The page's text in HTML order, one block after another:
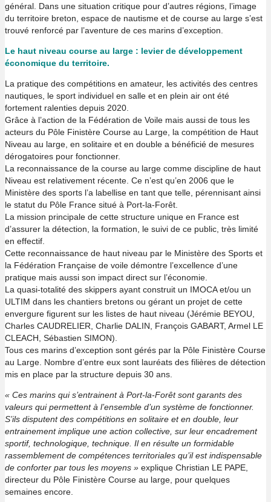
général. Dans une situation critique pour d’autres régions, l’image
du territoire breton, espace de nautisme et de course au large s’est
trouvé renforcé par l’aventure de ces marins d’exception.
Le haut niveau course au large : levier de développement
économique du territoire.
La pratique des compétitions en amateur, les activités des centres
nautiques, le sport individuel en salle et en plein air ont été
fortement ralenties depuis 2020.
Grâce à l’action de la Fédération de Voile mais aussi de tous les
acteurs du Pôle Finistère Course au Large, la compétition de Haut
Niveau au large, en solitaire et en double a bénéficié de mesures
dérogatoires pour fonctionner.
La reconnaissance de la course au large comme discipline de haut
Niveau est relativement récente. Ce n’est qu’en 2006 que le
Ministère des sports l’a labellise en tant que telle, pérennisant ainsi
le statut du Pôle France situé à Port-la-Forêt.
La mission principale de cette structure unique en France est
d’assurer la détection, la formation, le suivi de ce public, très limité
en effectif.
Cette reconnaissance de haut niveau par le Ministère des Sports et
la Fédération Française de voile démontre l’excellence d’une
pratique mais aussi son impact direct sur l’économie.
La quasi-totalité des skippers ayant construit un IMOCA et/ou un
ULTIM dans les chantiers bretons ou gérant un projet de cette
envergure figurent sur les listes de haut niveau (Jérémie BEYOU,
Charles CAUDRELIER, Charlie DALIN, François GABART, Armel LE
CLEACH, Sébastien SIMON).
Tous ces marins d’exception sont gérés par la Pôle Finistère Course
au Large. Nombre d’entre eux sont lauréats des filières de détection
mis en place par la structure depuis 30 ans.
« Ces marins qui s’entrainent à Port-la-Forêt sont garants des
valeurs qui permettent à l’ensemble d’un système de fonctionner.
S’ils disputent des compétitions en solitaire et en double, leur
entrainement implique une action collective, sur leur encadrement
sportif, technologique, technique. Il en résulte un formidable
rassemblement de compétences territoriales qu’il est indispensable
de conforter par tous les moyens » explique Christian LE PAPE,
directeur du Pôle Finistère Course au large, pour quelques
semaines encore.